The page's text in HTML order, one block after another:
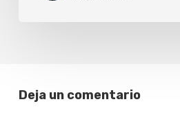
RAMageddon,
compra
Deja un comentario